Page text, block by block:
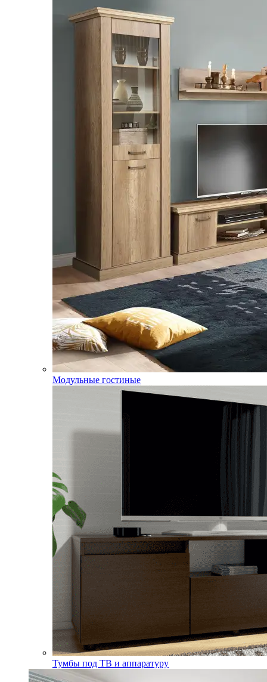
Модульные гостиные
Тумбы под ТВ и аппаратуру